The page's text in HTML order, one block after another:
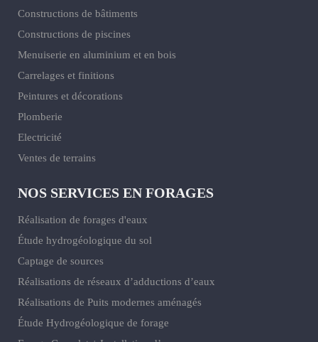
Constructions de bâtiments
Constructions de piscines
Menuiserie en aluminium et en bois
Carrelages et finitions
Peintures et décorations
Plomberie
Electricité
Ventes de terrains
NOS SERVICES EN FORAGES
Réalisation de forages d'eaux
Étude hydrogéologique du sol
Captage de sources
Réalisations de réseaux d’adductions d’eaux
Réalisations de Puits modernes aménagés
Étude Hydrogéologique de forage